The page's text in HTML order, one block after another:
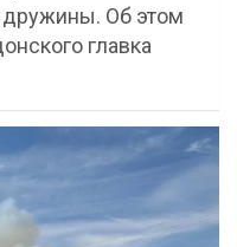
Об этом
главка